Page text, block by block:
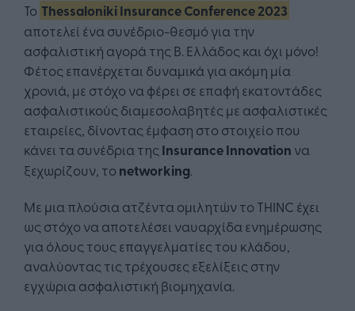
Το Thessaloniki Insurance Conference 2023
αποτελεί ένα συνέδριο-θεσμό για την
ασφαλιστική αγορά της Β. Ελλάδος και όχι μόνο!
Φέτος επανέρχεται δυναμικά για ακόμη μία
χρονιά, με στόχο να φέρει σε επαφή εκατοντάδες
ασφαλιστικούς διαμεσολαβητές με ασφαλιστικές
εταιρείες, δίνοντας έμφαση στο στοιχείο που
κάνει τα συνέδρια της InsuranceInnovation να
ξεχωρίζουν, το networking.
Με μια πλούσια ατζέντα ομιλητών το THINC έχει
ως στόχο να αποτελέσει ναυαρχίδα ενημέρωσης
για όλους τους επαγγελματίες του κλάδου,
αναλύοντας τις τρέχουσες εξελίξεις στην
εγχώρια ασφαλιστική βιομηχανία.